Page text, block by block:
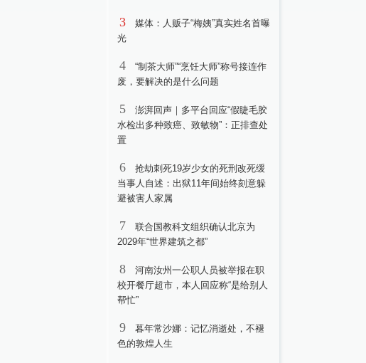
3
媒体：人贩子“梅姨”真实姓名首曝
光
4
“制茶大师”“烹饪大师”称号接连作
废，要解决的是什么问题
5
澎湃回声｜多平台回应“假睫毛胶
水检出多种致癌、致敏物”：正排查处
置
6
抢劫刺死19岁少女的死刑改死缓
当事人自述：出狱11年间始终刻意躲
避被害人家属
7
联合国教科文组织确认北京为
2029年“世界建筑之都”
8
河南汝州一公职人员被举报在职
校开餐厅超市，本人回应称“是给别人
帮忙”
9
暮年常沙娜：记忆消逝处，不褪
色的敦煌人生